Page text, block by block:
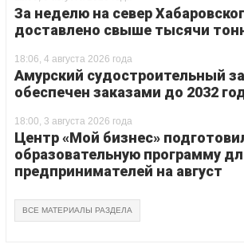
За неделю на север
доставлено свыше тысячи
18:06, 4 августа 2026 года
Амурский судостроительный
обеспечен заказами до 2032
18:00, 3 августа 2026 года
Центр «Мой бизнес»
образовательную программу
предпринимателей на август
ВСЕ МАТЕРИАЛЫ РАЗДЕЛА